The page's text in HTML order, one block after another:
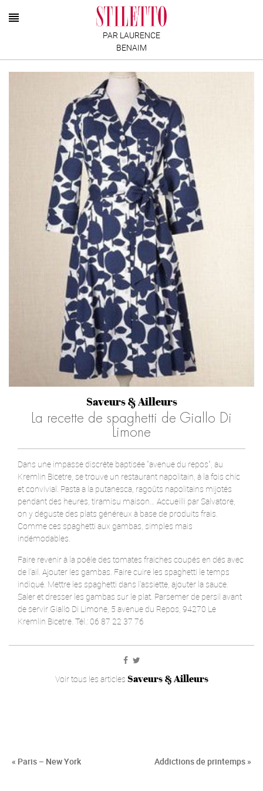
PAR LAURENCE
BENAIM
Saveurs & Ailleurs
La recette de spaghetti de Giallo Di
Limone
Dans une impasse discrète baptisée "avenue du repos", au
Kremlin Bicetre, se trouve un restaurant napolitain, à la fois chic
et convivial. Pasta a la putanesca, ragoûts napolitains mijotés
pendant des heures, tiramisu maison… Accueilli par Salvatore,
on y déguste des plats généreux à base de produits frais.
Comme ces spaghetti aux gambas, simples mais
indémodables.
Faire revenir à la poêle des tomates fraiches coupés en dés avec
de l'ail. Ajouter les gambas. Faire cuire les spaghetti le temps
indiqué. Mettre les spaghetti dans l'assiette, ajouter la sauce.
Saler et dresser les gambas sur le plat. Parsemer de persil avant
de servir Giallo Di Limone, 5 avenue du Repos, 94270 Le
Kremlin Bicetre. Tél.: 06 87 22 37 76
Voir tous les articles Saveurs & Ailleurs
« Paris – New York Addictions de printemps »